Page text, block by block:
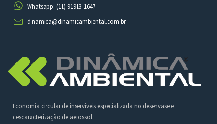
Economia circular de inservíveis especializada no desenvase e
descaracterização de aerossol.
Whatsapp: (11) 91913-1647
dinamica@dinamicambiental.com.br